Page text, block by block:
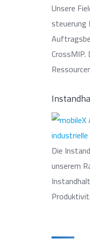
Unsere
steuerung
Die
unserem